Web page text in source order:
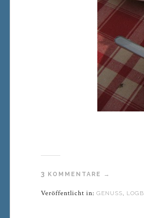
3 KOMMENTARE →
Veröffentlicht in:GENUSS,